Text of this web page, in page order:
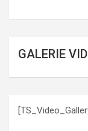
GALERIE